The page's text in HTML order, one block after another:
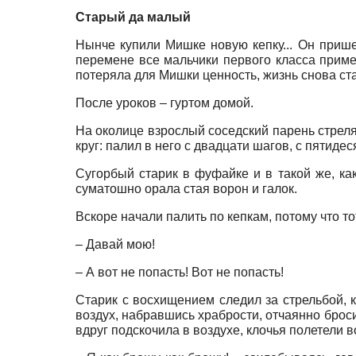
Старый да малый
Нынче купили Мишке новую кепку... Он
перемене все мальчики первого класса
потеряла для Мишки ценность, жизнь снова
После уроков – гуртом домой.
На околице взрослый соседский парень
круг: палил в него с двадцати шагов, с
Сугорбый старик в фуфайке и в такой же,
суматошно орала стая ворон и галок.
Вскоре начали палить по кепкам, потому что
– Давай мою!
– А вот не попасть! Вот не попасть!
Старик с восхищением следил за
воздух, набравшись храбрости, отчаянно
вдруг подскочила в воздухе, клочья